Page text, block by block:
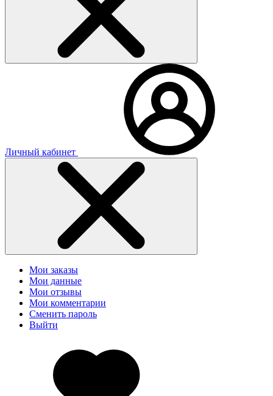
Личный кабинет
Мои заказы
Мои данные
Мои отзывы
Мои комментарии
Сменить пароль
Выйти